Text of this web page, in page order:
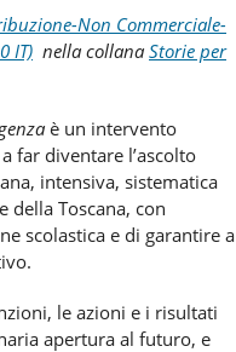
Non Commerciale-
IT) nella collana Storie per
è un intervento
far diventare l’ascolto
intensiva, sistematica
della Toscana, con
scolastica e di garantire a
le azioni e i risultati
apertura al futuro, e